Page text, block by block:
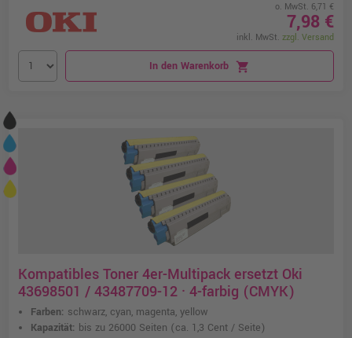
o. MwSt. 6,71 €
7,98 €
inkl. MwSt. zzgl. Versand
In den Warenkorb shopping_cart
Kompatibles Toner 4er-Multipack ersetzt Oki
43698501 / 43487709-12 · 4-farbig (CMYK)
Farben: schwarz, cyan, magenta, yellow
Kapazität: bis zu 26000 Seiten (ca. 1,3 Cent / Seite)